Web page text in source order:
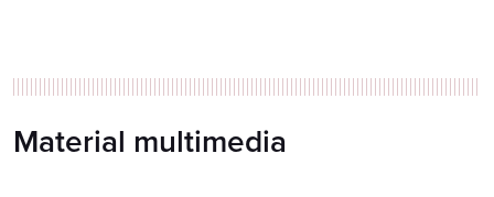
Material multimedia